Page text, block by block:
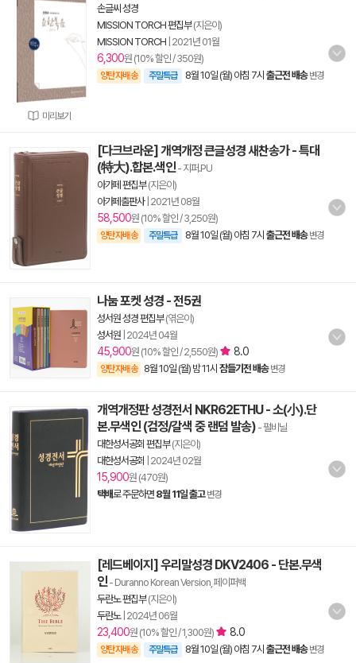
미리보기
손글씨 성경
MISSION TORCH 편집부(지은이)
MISSION TORCH 2021년 01월
6,300원 (10% 할인 / 350원)
양탄자배송 주말특급 8월 10일 (월) 아침 7시 출근전 배송 변경
[다크브라운] 개역개정 큰글성경 새찬송가 - 특대
(特大).합본.색인- 지퍼.PU
아가페 편집부(지은이)
아가페출판사| 2021년 08월
58,500원 (10% 할인 / 3,250원)
양탄자배송 주말특급 8월 10일 (월) 아침 7시 출근전 배송 변경
나눔 포켓 성경 - 전5권
성서원 성경 편집부(엮은이)
성서원 2024년 04월
45,900원 (10% 할인 / 2,550원) 8.0
양탄자배송 8월 10일 (월) 밤 11시 잠들기전 배송 변경
개역개정판 성경전서 NKR62ETHU - 소(小).단
본.무색인 (검정/갈색 중 랜덤 발송) - 펄비닐
대한성서공회 편집부(지은이)
대한성서공회
2024년 02월
15,900원 (470원)
택배로 주문하면 8월 11일 출고 변경
[레드베이지] 우리말성경 DKV2406 - 단본.무색
인- Duranno Korean Version, 페이퍼백
두란노 편집부(지은이)
두란노| 2024년 06월
23,400원 (10% 할인 / 1,300원) 8.0
양탄자배송 주말특급 8월 10일 (월) 아침 7시 출근전 배송 변경